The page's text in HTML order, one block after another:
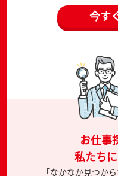
今す
お仕事
私たち
「なかなか見つか